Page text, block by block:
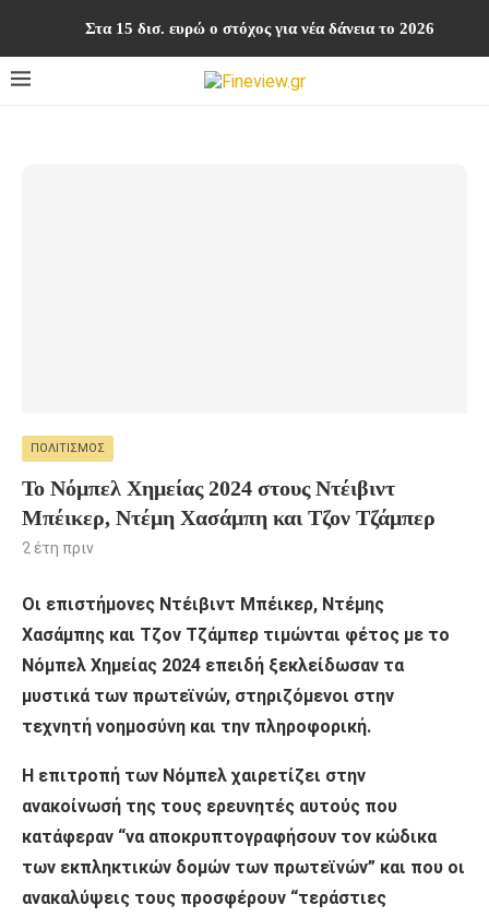
Στα 15 δισ. ευρώ ο στόχος για νέα δάνεια το 2026
ΠΟΛΙΤΙΣΜΌΣ
Το Νόμπελ Χημείας 2024 στους Ντέιβιντ
Μπέικερ, Ντέμη Χασάμπη και Τζον Τζάμπερ
2 έτη πριν
Οι επιστήμονες Ντέιβιντ Μπέικερ, Ντέμης
Χασάμπης και Τζον Τζάμπερ τιμώνται φέτος με το
Νόμπελ Χημείας 2024 επειδή ξεκλείδωσαν τα
μυστικά των πρωτεϊνών, στηριζόμενοι στην
τεχνητή νοημοσύνη και την πληροφορική.
Η επιτροπή των Νόμπελ χαιρετίζει στην
ανακοίνωσή της τους ερευνητές αυτούς που
κατάφεραν “να αποκρυπτογραφήσουν τον κώδικα
των εκπληκτικών δομών των πρωτεϊνών” και που οι
ανακαλύψεις τους προσφέρουν “τεράστιες